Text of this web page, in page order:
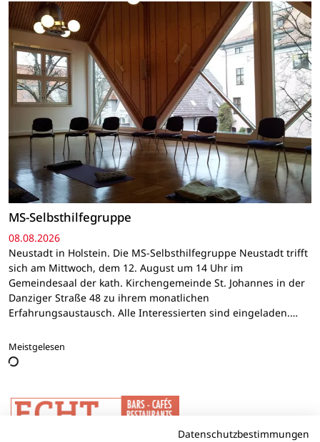
MS-Selbsthilfegruppe
08.08.2026
Neustadt in Holstein. Die MS-Selbsthilfegruppe Neustadt trifft
sich am Mittwoch, dem 12. August um 14 Uhr im
Gemeindesaal der kath. Kirchengemeinde St. Johannes in der
Danziger Straße 48 zu ihrem monatlichen
Erfahrungsaustausch. Alle Interessierten sind eingeladen.…
Meistgelesen
Datenschutzbestimmungen